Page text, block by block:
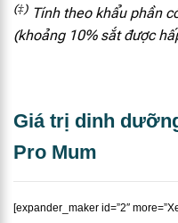
(‡) Tính theo khẩu phần
(khoảng 10% sắt được
Giá trị dinh
Pro Mum
[expander_maker id=”2″